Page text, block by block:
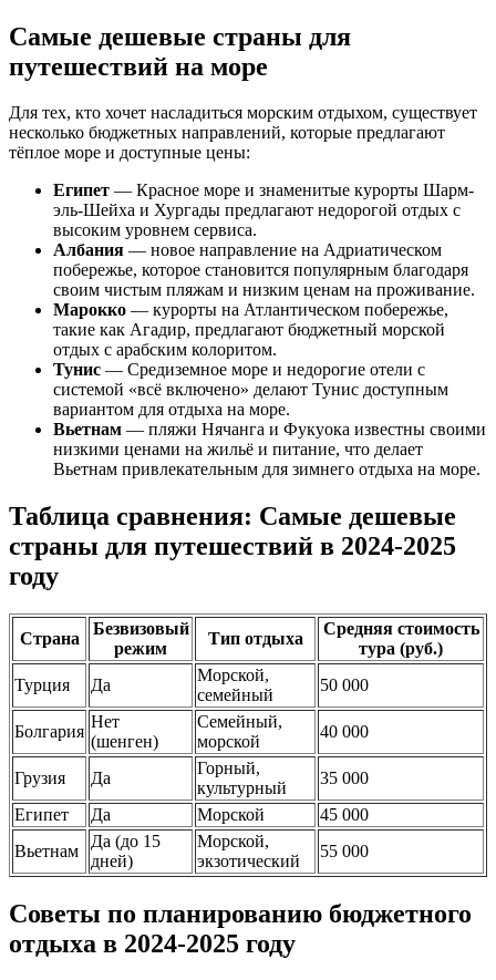
Самые дешевые страны для
путешествий на море
Для тех, кто хочет насладиться морским отдыхом, существует
несколько бюджетных направлений, которые предлагают
тёплое море и доступные цены:
Египет — Красное море и знаменитые курорты Шарм-
эль-Шейха и Хургады предлагают недорогой отдых с
высоким уровнем сервиса.
Албания — новое направление на Адриатическом
побережье, которое становится популярным благодаря
своим чистым пляжам и низким ценам на проживание.
Марокко — курорты на Атлантическом побережье,
такие как Агадир, предлагают бюджетный морской
отдых с арабским колоритом.
Тунис — Средиземное море и недорогие отели с
системой «всё включено» делают Тунис доступным
вариантом для отдыха на море.
Вьетнам — пляжи Нячанга и Фукуока известны своими
низкими ценами на жильё и питание, что делает
Вьетнам привлекательным для зимнего отдыха на море.
Таблица сравнения: Самые дешевые
страны для путешествий в 2024-2025
году
Страна
Безвизовый
режим
Тип отдыха
Средняя стоимость
тура (руб.)
Турция
Да
Морской,
семейный
50 000
Болгария
Нет
(шенген)
Семейный,
морской
40 000
Грузия Да
Горный,
культурный
35 000
Египет
Да Морской
45 000
Вьетнам
Да (до 15
дней)
Морской,
экзотический
55 000
Советы по планированию бюджетного
отдыха в 2024-2025 году